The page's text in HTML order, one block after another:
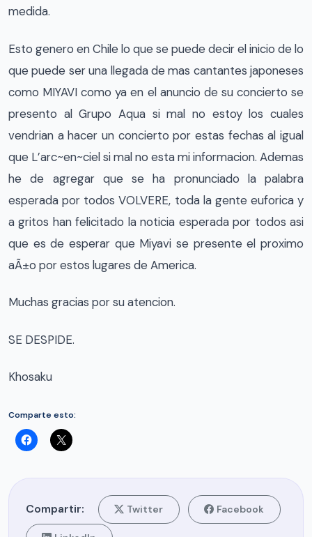
medida.
Esto genero en Chile lo que se puede decir el inicio de lo
que puede ser una llegada de mas cantantes japoneses
como MIYAVI como ya en el anuncio de su concierto se
presento al Grupo Aqua si mal no estoy los cuales
vendrian a hacer un concierto por estas fechas al igual
que L’arc~en~ciel si mal no esta mi informacion. Ademas
he de agregar que se ha pronunciado la palabra
esperada por todos VOLVERE, toda la gente euforica y
a gritos han felicitado la noticia esperada por todos asi
que es de esperar que Miyavi se presente el proximo
aÃ±o por estos lugares de America.
Muchas gracias por su atencion.
SE DESPIDE.
Khosaku
Comparte esto:
Compartir: Twitter Facebook